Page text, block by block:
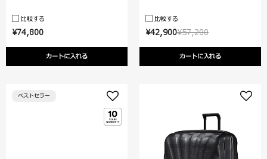
¥74,800
カートに入れる
比較する
¥57,200
¥42,900
カートに入れる
比較する
ベストセラー